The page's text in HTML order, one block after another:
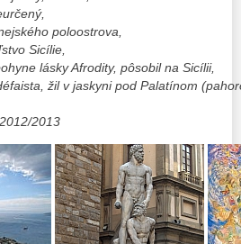
poloostrova,
Sicílie,
lásky Afrodity, pôsobil na Sicílii,
žil v jaskyni pod Palatínom
2013